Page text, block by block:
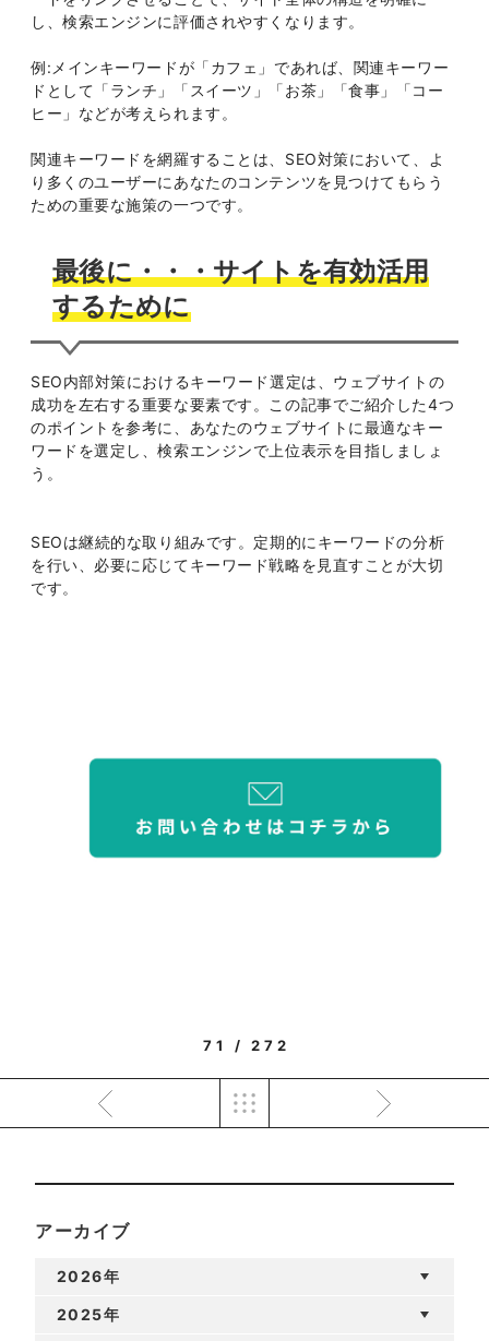
し、検索エンジンに評価されやすくなります。
例:メインキーワードが「カフェ」であれば、関連キーワー
ドとして「ランチ」「スイーツ」「お茶」「食事」「コー
ヒー」などが考えられます。
関連キーワードを網羅することは、SEO対策において、よ
り多くのユーザーにあなたのコンテンツを見つけてもらう
ための重要な施策の一つです。
最後に・・・サイトを有効活用
するために
SEO内部対策におけるキーワード選定は、ウェブサイトの
成功を左右する重要な要素です。この記事でご紹介した4つ
のポイントを参考に、あなたのウェブサイトに最適なキー
ワードを選定し、検索エンジンで上位表示を目指しましょ
う。
SEOは継続的な取り組みです。定期的にキーワードの分析
を行い、必要に応じてキーワード戦略を見直すことが大切
です。
71 / 272
アーカイブ
2026年
2025年